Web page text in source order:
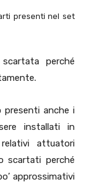
presenti nel set
perché
presenti anche i
installati in
attuatori
scartati perché
approssimativi